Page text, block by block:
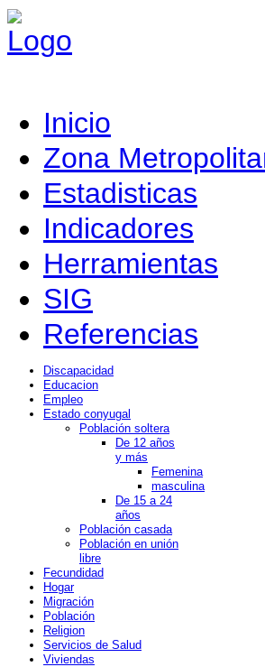
Inicio
Zona
Estadisticas
Indicadores
Herramientas
SIG
Referencias
Discapacidad
Educacion
Empleo
Estado conyugal
Población soltera
De 12 años
y más
Femenina
masculina
De 15 a 24
años
Población casada
Población en unión
libre
Fecundidad
Hogar
Migración
Población
Religion
Servicios de Salud
Viviendas